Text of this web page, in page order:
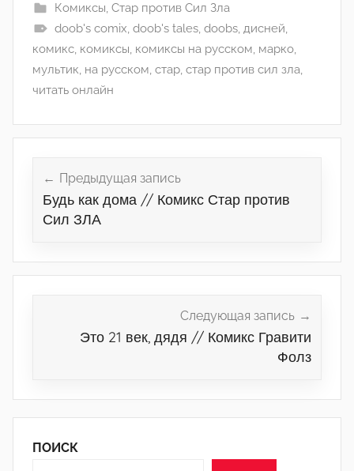
Комиксы, Стар против Сил Зла
doob's comix, doob's tales, doobs, дисней,
комикс, комиксы, комиксы на русском, марко,
мультик, на русском, стар, стар против сил зла,
читать онлайн
записям
Предыдущая запись
Будь как дома // Комикс Стар против
Сил ЗЛА
Следующая запись
Это 21 век, дядя // Комикс Гравити
Фолз
ПОИСК